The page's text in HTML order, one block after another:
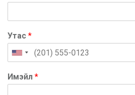
Утас *
Имэйл *